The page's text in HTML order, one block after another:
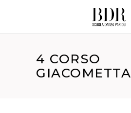
4 CORSO
GIACOMETTA